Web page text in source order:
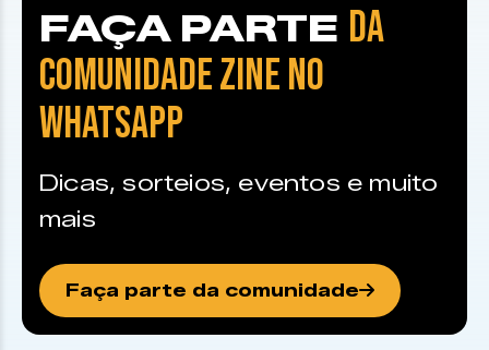
FAÇA PARTE DA
COMUNIDADE ZINE NO
WHATSAPP
Dicas, sorteios, eventos e muito
mais
Faça parte da comunidade